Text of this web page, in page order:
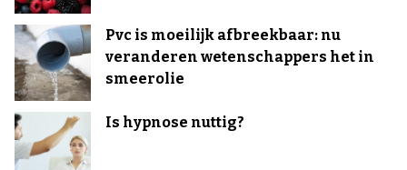
Pvc is moeilijk afbreekbaar: nu
veranderen wetenschappers het in
smeerolie
Is hypnose nuttig?